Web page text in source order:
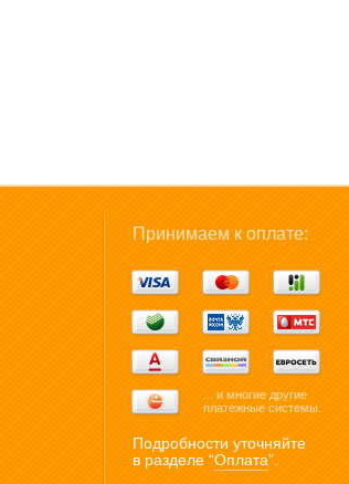
Принимаем к оплате:
... и многие другие
платежные системы.
Подробности уточняйте
в разделе “Оплата”.